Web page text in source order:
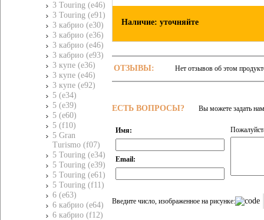
3 Touring (e46)
3 Touring (e91)
3 кабрио (e30)
3 кабрио (e36)
3 кабрио (e46)
3 кабрио (e93)
3 купе (e36)
3 купе (e46)
3 купе (e92)
5 (e34)
5 (e39)
5 (e60)
5 (f10)
5 Gran
Turismo (f07)
5 Touring (e34)
5 Touring (e39)
5 Touring (e61)
5 Touring (f11)
6 (e63)
6 кабрио (e64)
6 кабрио (f12)
Наличие: уточняйте
ОТЗЫВЫ: Нет отзывов об этом
ЕСТЬ ВОПРОСЫ? Вы можете задать
Имя:
Email:
Введите число, изображенное на рисунке: